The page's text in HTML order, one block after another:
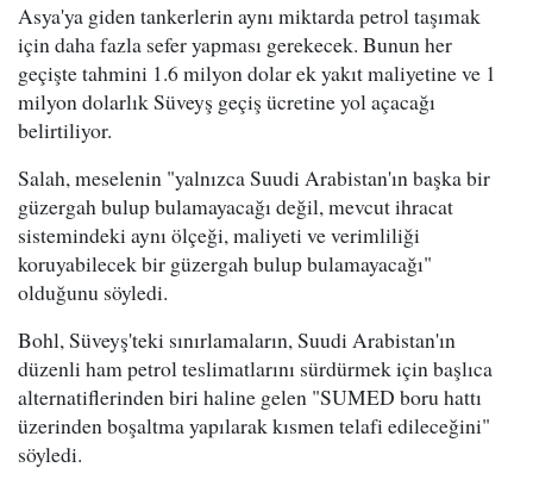
Asya'ya giden tankerlerin aynı miktarda petrol taşımak
için daha fazla sefer yapması gerekecek. Bunun her
geçişte tahmini 1.6 milyon dolar ek yakıt maliyetine ve 1
milyon dolarlık Süveyş geçiş ücretine yol açacağı
belirtiliyor.
Salah, meselenin "yalnızca Suudi Arabistan'ın başka bir
güzergah bulup bulamayacağı değil, mevcut ihracat
sistemindeki aynı ölçeği, maliyeti ve verimliliği
koruyabilecek bir güzergah bulup bulamayacağı"
olduğunu söyledi.
Bohl, Süveyş'teki sınırlamaların, Suudi Arabistan'ın
düzenli ham petrol teslimatlarını sürdürmek için başlıca
alternatiflerinden biri haline gelen "SUMED boru hattı
üzerinden boşaltma yapılarak kısmen telafi edileceğini"
söyledi.